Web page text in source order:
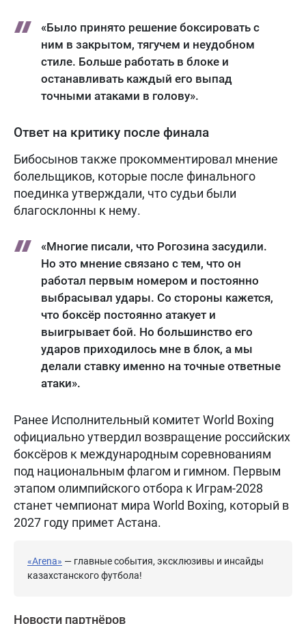
«Было принято решение боксировать с
ним в закрытом, тягучем и неудобном
стиле. Больше работать в блоке и
останавливать каждый его выпад
точными атаками в голову».
Ответ на критику после финала
Бибосынов также прокомментировал мнение
болельщиков, которые после финального
поединка утверждали, что судьи были
благосклонны к нему.
«Многие писали, что Рогозина засудили.
Но это мнение связано с тем, что он
работал первым номером и постоянно
выбрасывал удары. Со стороны кажется,
что боксёр постоянно атакует и
выигрывает бой. Но большинство его
ударов приходилось мне в блок, а мы
делали ставку именно на точные ответные
атаки».
Ранее Исполнительный комитет World Boxing
официально утвердил возвращение российских
боксёров к международным соревнованиям
под национальным флагом и гимном. Первым
этапом олимпийского отбора к Играм-2028
станет чемпионат мира World Boxing, который в
2027 году примет Астана.
«Arena» — главные события, эксклюзивы и инсайды
казахстанского футбола!